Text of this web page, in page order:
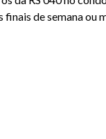
de semana ou